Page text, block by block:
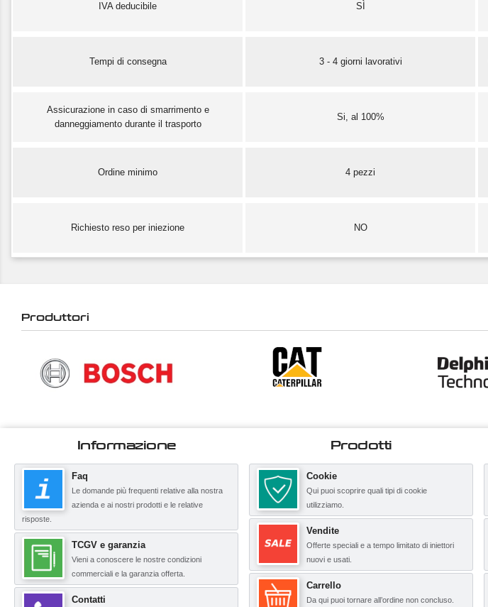
IVA deducibile SÌ
Tempi di consegna 3 - 4 giorni lavorativi
Assicurazione in caso di smarrimento e
danneggiamento durante il trasporto
Si, al 100%
Ordine minimo 4 pezzi
Richiesto reso per iniezione NO
Produttori
Informazione
Faq
Le domande più frequenti relative alla nostra
azienda e ai nostri prodotti e le relative
risposte.
TCGV e garanzia
Vieni a conoscere le nostre condizioni
commerciali e la garanzia offerta.
Contatti
Prodotti
Cookie
Qui puoi scoprire quali tipi di cookie
utilizziamo.
Vendite
Offerte speciali e a tempo limitato di iniettori
nuovi e usati.
Carrello
Da qui puoi tornare all’ordine non concluso.